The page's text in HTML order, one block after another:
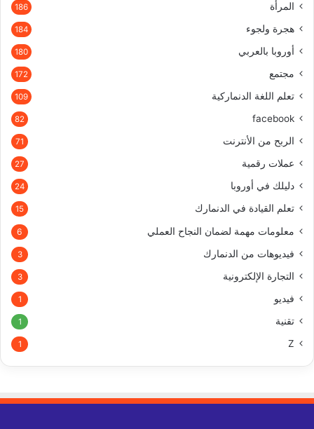
المرأة 186
هجرة ولجوء 184
أوروبا بالعربي 180
مجتمع 172
تعلم اللغة الدنماركية 109
facebook
82
الربح من الأنترنت 71
عملات رقمية 27
دليلك في أوروبا 24
تعلم القيادة في الدنمارك 15
معلومات مهمة لضمان النجاح العملي 6
فيديوهات من الدنمارك 3
التجارة الإلكترونية 3
فيديو 1
تقنية 1
Z
1